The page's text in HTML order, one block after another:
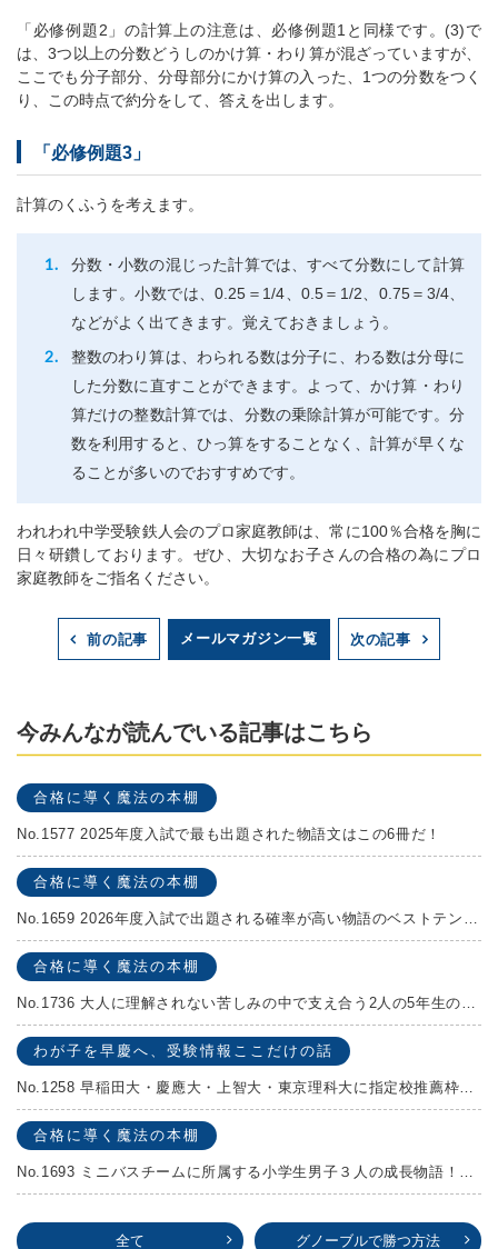
「必修例題2」の計算上の注意は、必修例題1と同様です。(3)で
は、3つ以上の分数どうしのかけ算・わり算が混ざっていますが、
ここでも分子部分、分母部分にかけ算の入った、1つの分数をつく
り、この時点で約分をして、答えを出します。
「必修例題3」
計算のくふうを考えます。
分数・小数の混じった計算では、すべて分数にして計算
します。小数では、0.25＝1/4、0.5＝1/2、0.75＝3/4、
などがよく出てきます。覚えておきましょう。
整数のわり算は、わられる数は分子に、わる数は分母に
した分数に直すことができます。よって、かけ算・わり
算だけの整数計算では、分数の乗除計算が可能です。分
数を利用すると、ひっ算をすることなく、計算が早くな
ることが多いのでおすすめです。
われわれ中学受験鉄人会のプロ家庭教師は、常に100％合格を胸に
日々研鑽しております。ぜひ、大切なお子さんの合格の為にプロ
家庭教師をご指名ください。
前の記事 メールマガジン一覧 次の記事
今みんなが読んでいる記事はこちら
合格に導く魔法の本棚
No.1577 2025年度入試で最も出題された物語文はこの6冊だ！
合格に導く魔法の本棚
No.1659 2026年度入試で出題される確率が高い物語のベストテンを発表します！
合格に導く魔法の本棚
No.1736 大人に理解されない苦しみの中で支え合う2人の5年生の成長物語！『夏の迷子』村上しいこ
わが子を早慶へ、受験情報ここだけの話
No.1258 早稲田大・慶應大・上智大・東京理科大に指定校推薦枠がある学校
合格に導く魔法の本棚
No.1693 ミニバスチームに所属する小学生男子３人の成長物語！『ポジション！』高田由紀子 予想問題付き！
全て グノーブルで勝つ方法